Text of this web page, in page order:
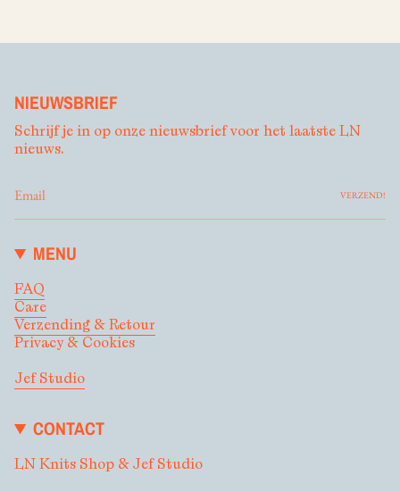
NIEUWSBRIEF
Schrijf je in op onze nieuwsbrief voor het laatste LN
nieuws.
VERZEND!
MENU
FAQ
Care
Verzending & Retour
Privacy & Cookies
Jef Studio
CONTACT
LN Knits Shop & Jef Studio